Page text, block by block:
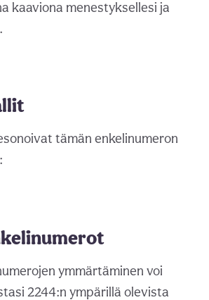
kaaviona menestyksellesi ja
tämän enkelinumeron
ymmärtäminen voi
2244:n ympärillä olevista